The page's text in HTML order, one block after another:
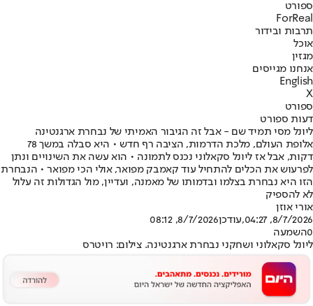
ספורט
ForReal
תרבות ובידור
אוכל
מגזין
אנחנו מגייסים
English
X
ספורט
דעות ספורט
ליונל מסי תמיד שם - אבל זה הגיבור האמיתי של נבחרת ארגנטינה
אלופת העולם, מלכת הדרמות, הציבה רף חדש • היא סבלה במשך 78
דקות, אבל אז ליונל סקאלוני נכנס לתמונה • הוא עשה את השינויים ונתן
לפרעוש את הכלים להתחיל עוד קאמבק מפואר, אולי הכי מפואר • הנבחרת
הזו היא נבחרת בצלמו ובדמותו של מאמנה, ועדיין, מול הגדולות זה עלול
לא להספיק
אורי אוזן
8/7/2026, 04:27
,עודכן8/7/2026, 08:12
0השמעה
ליונל סקאלוני ושחקני נבחרת ארגנטינה. צילום: רויטרס